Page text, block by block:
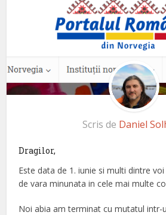
Scris de Daniel
Dragilor,
Este data de 1. iunie si multi dintre
de vara minunata in cele mai multe
Noi abia am terminat cu mutatul intr-